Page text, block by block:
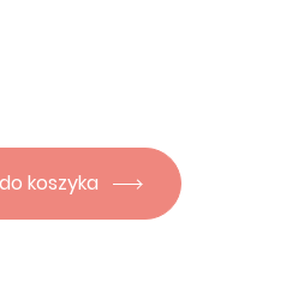
koszyka